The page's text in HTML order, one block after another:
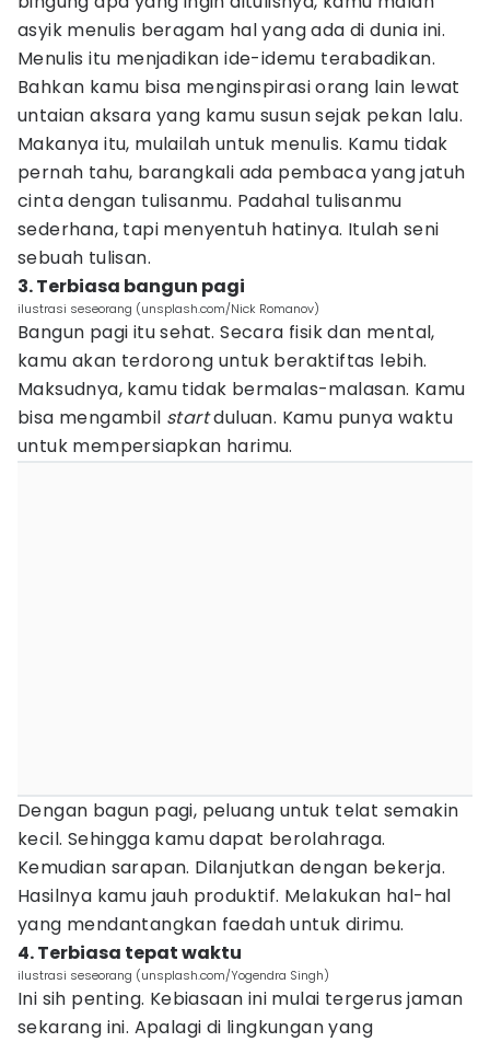
asyik menulis beragam hal yang ada di dunia ini.
Menulis itu menjadikan ide-idemu terabadikan.
Bahkan kamu bisa menginspirasi orang lain lewat
untaian aksara yang kamu susun sejak pekan lalu.
Makanya itu, mulailah untuk menulis. Kamu tidak
pernah tahu, barangkali ada pembaca yang jatuh
cinta dengan tulisanmu. Padahal tulisanmu
sederhana, tapi menyentuh hatinya. Itulah seni
sebuah tulisan.
3. Terbiasa bangun pagi
ilustrasi seseorang (unsplash.com/Nick Romanov)
Bangun pagi itu sehat. Secara fisik dan mental,
kamu akan terdorong untuk beraktiftas lebih.
Maksudnya, kamu tidak bermalas-malasan. Kamu
bisa mengambil startduluan. Kamu punya waktu
untuk mempersiapkan harimu.
Dengan bagun pagi, peluang untuk telat semakin
kecil. Sehingga kamu dapat berolahraga.
Kemudian sarapan. Dilanjutkan dengan bekerja.
Hasilnya kamu jauh produktif. Melakukan hal-hal
yang mendantangkan faedah untuk dirimu.
4. Terbiasa tepat waktu
ilustrasi seseorang (unsplash.com/Yogendra Singh)
Ini sih penting. Kebiasaan ini mulai tergerus jaman
sekarang ini. Apalagi di lingkungan yang